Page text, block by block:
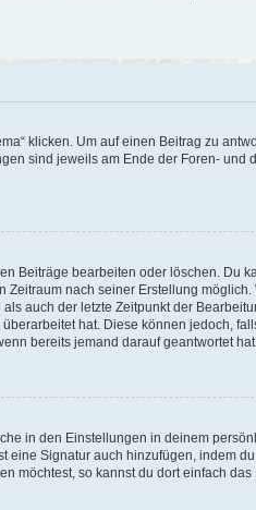
klicken. Um auf einen Beitrag zu
sind jeweils am Ende der Foren- und
Beiträge bearbeiten oder löschen. Du
nach seiner Erstellung
auch der letzte Zeitpunkt der
hat. Diese können jedoch,
bereits jemand darauf geantwortet hat.
in den Einstellungen in deinem
eine Signatur auch hinzufügen, indem
so kannst du dort einfach